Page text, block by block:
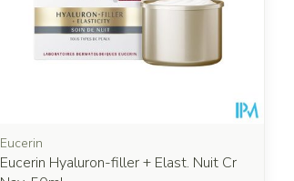
Eucerin
Eucerin Hyaluron-filler + Elast. Nuit Cr